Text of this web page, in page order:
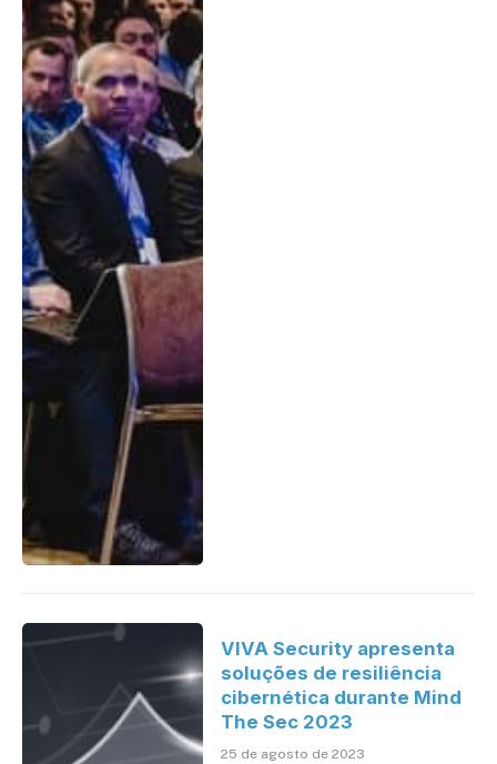
VIVA Security apresenta
soluções de resiliência
cibernética durante Mind
The Sec 2023
25 de agosto de 2023